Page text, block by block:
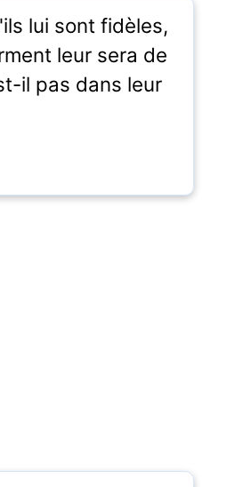
lui sont fidèles,
leur sera de
il pas dans leur